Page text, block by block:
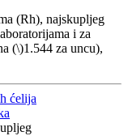
(Rh), najskupljeg
i za
(\)1.544 za uncu),
ćelija